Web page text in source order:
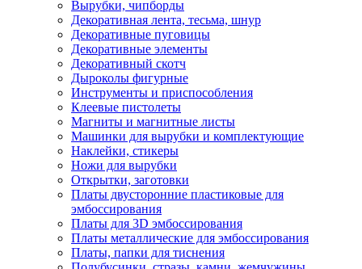
Вырубки, чипборды
Декоративная лента, тесьма, шнур
Декоративные пуговицы
Декоративные элементы
Декоративный скотч
Дыроколы фигурные
Инструменты и приспособления
Клеевые пистолеты
Магниты и магнитные листы
Машинки для вырубки и комплектующие
Наклейки, стикеры
Ножи для вырубки
Открытки, заготовки
Платы двусторонние пластиковые для
эмбоссирования
Платы для 3D эмбоссирования
Платы металлические для эмбоссирования
Платы, папки для тиснения